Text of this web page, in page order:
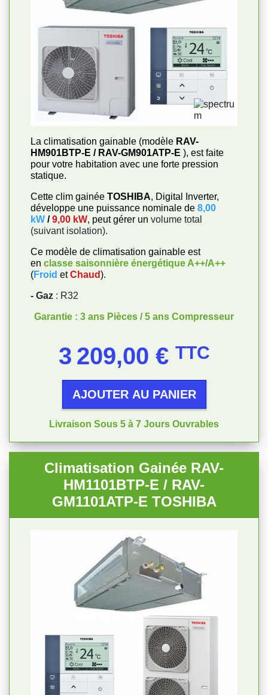
La climatisation gainable (modèle RAV-
HM901BTP-E / RAV-GM901ATP-E ), est faite
pour votre habitation avec une forte pression
statique.
Cette clim gainée TOSHIBA, Digital Inverter,
développe une puissance nominale de 8,00
kW /9,00 kW, peut gérer un volume total
(suivant isolation).
Ce modèle de climatisation gainable est
en classe saisonnière énergétique A++/A++
(Froid et Chaud).
- Gaz : R32
Garantie : 3 ans Pièces / 5 ans Compresseur
3 209,00 € TTC
AJOUTER AU PANIER
Livraison Sous 5 à 7 Jours Ouvrables
Climatisation Gainée RAV-
HM1101BTP-E / RAV-
GM1101ATP-E TOSHIBA